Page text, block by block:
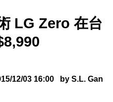
LG Zero 在台
12/03 16:00 by S.L. Gan